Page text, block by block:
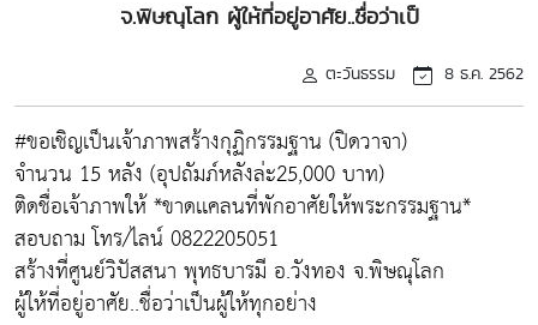
จ.พิษณุโลก ผู้ให้ที่อยู่อาศัย..ชื่อว่าเป็
ตะวันธรรม 8 ธ.ค. 2562
#ขอเชิญเป็นเจ้าภาพสร้างกุฏิกรรมฐาน (ปิดวาจา)
จำนวน 15 หลัง (อุปถัมภ์หลังล่ะ25,000 บาท)
ติดชื่อเจ้าภาพให้ *ขาดเเคลนที่พักอาศัยให้พระกรรมฐาน*
สอบถาม โทร/ไลน์ 0822205051
สร้างที่ศูนย์วิปัสสนา พุทธบารมี อ.วังทอง จ.พิษณุโลก
ผู้ให้ที่อยู่อาศัย..ชื่อว่าเป็นผู้ให้ทุกอย่าง